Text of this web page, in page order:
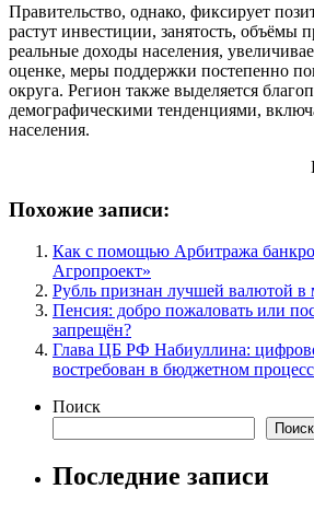
Правительство, однако, фиксирует
растут инвестиции, занятость, объёмы
реальные доходы населения,
оценке, меры поддержки постепенно
округа. Регион также выделяется
демографическими тенденциями,
населения.
Похожие записи:
Как с помощью Арбитража
Агропроект»
Рубль признан лучшей валютой в
Пенсия: добро пожаловать или
запрещён?
Глава ЦБ РФ Набиуллина:
востребован в бюджетном
Поиск
Поиск
Последние записи